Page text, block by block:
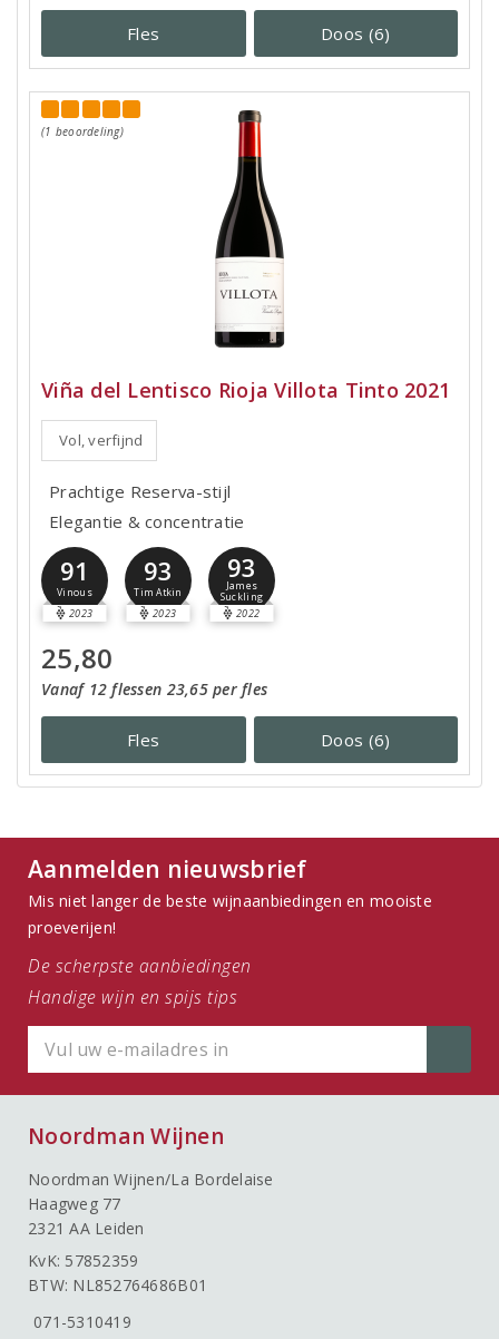
Fles Doos (6)
(1 beoordeling)
Viña del Lentisco Rioja Villota Tinto 2021
Vol, verfijnd
Prachtige Reserva-stijl
Elegantie & concentratie
91
Vinous
2023
93
Tim Atkin
2023
93
James
Suckling
2022
25,80
Vanaf 12 flessen 23,65 per fles
Fles Doos (6)
Aanmelden nieuwsbrief
Mis niet langer de beste wijnaanbiedingen en mooiste
proeverijen!
De scherpste aanbiedingen
Handige wijn en spijs tips
Noordman Wijnen
Noordman Wijnen/La Bordelaise
Haagweg 77
2321 AA Leiden
KvK: 57852359
BTW: NL852764686B01
071-5310419